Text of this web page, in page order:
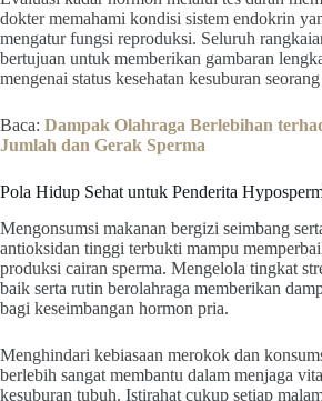
dokter memahami kondisi sistem endokrin
mengatur fungsi reproduksi. Seluruh
bertujuan untuk memberikan gambaran
mengenai status kesehatan kesuburan
Baca: Dampak Olahraga Berlebihan
Jumlah dan Gerak Sperma
Pola Hidup Sehat untuk Penderita
Mengonsumsi makanan bergizi seimbang
antioksidan tinggi terbukti mampu
produksi cairan sperma. Mengelola tingkat
baik serta rutin berolahraga memberikan
bagi keseimbangan hormon pria.
Menghindari kebiasaan merokok dan
berlebih sangat membantu dalam menjaga
kesuburan tubuh. Istirahat cukup setiap